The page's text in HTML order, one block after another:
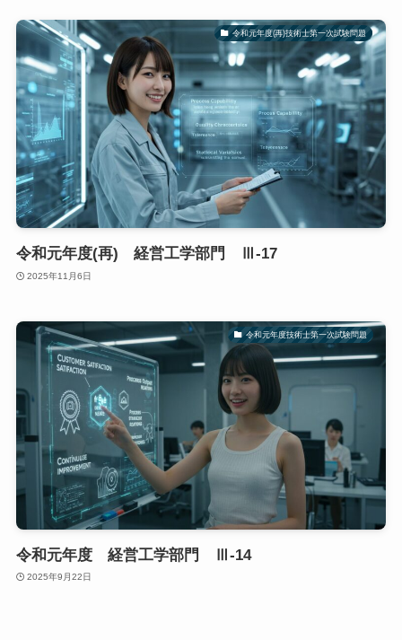
令和元年度(再)技術士第一次試験問題
令和元年度(再) 経営工学部門 Ⅲ-17
2025年11月6日
令和元年度技術士第一次試験問題
令和元年度 経営工学部門 Ⅲ-14
2025年9月22日